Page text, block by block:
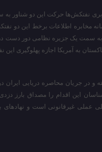
نفتکش‌ها حرکت این دو شناور به
مخابره اطلاعات برخط این دو
به سمت یک جزیره نظامی دور دست
به آمریکا اجازه پهلوگیری این
و در جریان محاصره دریایی
این اقدام را مصداق بارز
عملی غیرقانونی است و نهادهای